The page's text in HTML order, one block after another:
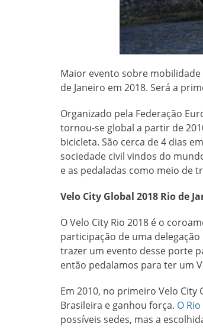
Maior evento sobre
de Janeiro em 2018. Será a
Organizado pela Federação
tornou-se global a partir de
bicicleta. São cerca de 4 dias
sociedade civil vindos do
e as pedaladas como meio de
Velo City Global 2018 Rio de
O Velo City Rio 2018 é o
participação de uma
trazer um evento desse porte
então pedalamos para ter um
Em 2010, no primeiro Velo
Brasileira e ganhou força. O
possíveis sedes, mas a